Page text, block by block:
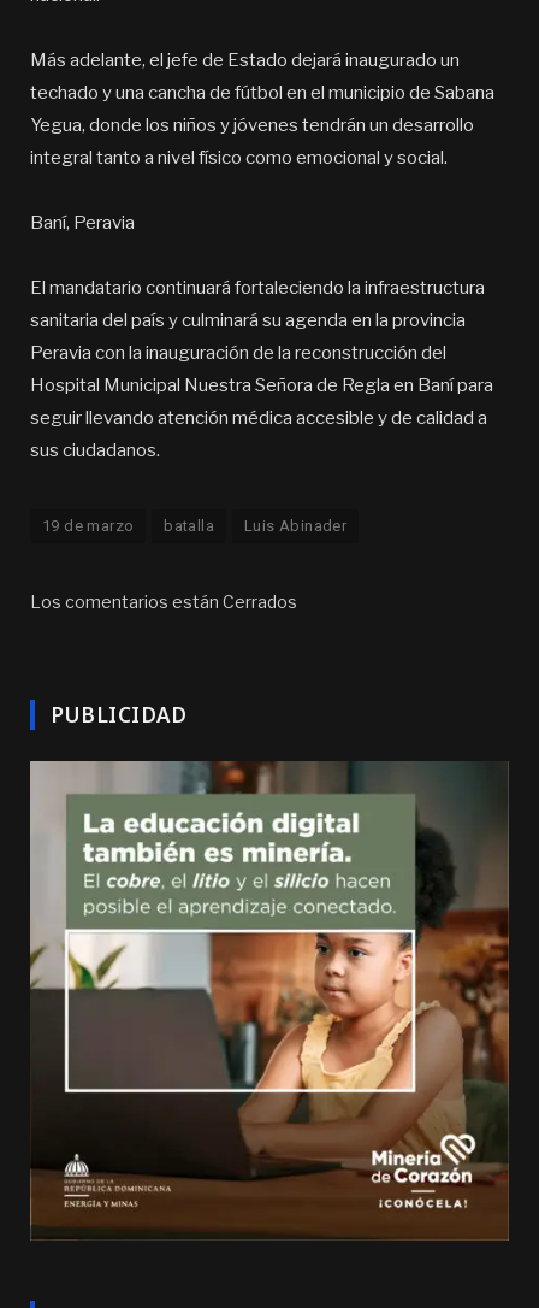
Más adelante, el jefe de Estado dejará inaugurado un
techado y una cancha de fútbol en el municipio de Sabana
Yegua, donde los niños y jóvenes tendrán un desarrollo
integral tanto a nivel físico como emocional y social.
Baní, Peravia
El mandatario continuará fortaleciendo la infraestructura
sanitaria del país y culminará su agenda en la provincia
Peravia con la inauguración de la reconstrucción del
Hospital Municipal Nuestra Señora de Regla en Baní para
seguir llevando atención médica accesible y de calidad a
sus ciudadanos.
19 de marzo batalla Luis Abinader
Los comentarios están Cerrados
PUBLICIDAD